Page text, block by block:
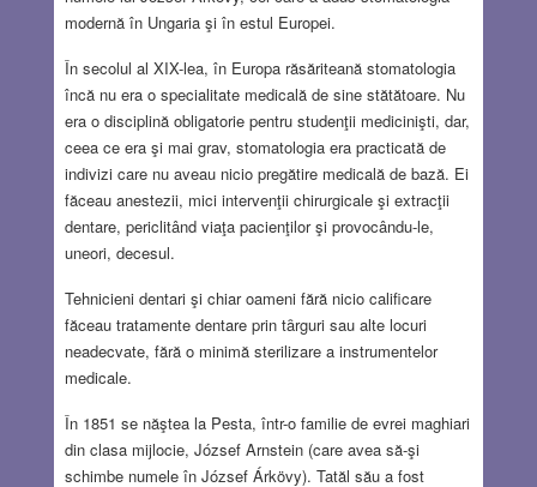
modernă în Ungaria şi în estul Europei.
În secolul al XIX-lea, în Europa răsăriteană stomatologia
încă nu era o specialitate medicală de sine stătătoare. Nu
era o disciplină obligatorie pentru studenţii medicinişti, dar,
ceea ce era şi mai grav, stomatologia era practicată de
indivizi care nu aveau nicio pregătire medicală de bază. Ei
făceau anestezii, mici intervenţii chirurgicale şi extracţii
dentare, periclitând viaţa pacienţilor şi provocându-le,
uneori, decesul.
Tehnicieni dentari şi chiar oameni fără nicio calificare
făceau tratamente dentare prin tȃrguri sau alte locuri
neadecvate, fără o minimă sterilizare a instrumentelor
medicale.
În 1851 se năştea la Pesta, într-o familie de evrei maghiari
din clasa mijlocie, József Arnstein (care avea să-şi
schimbe numele în József Árkövy). Tatăl său a fost